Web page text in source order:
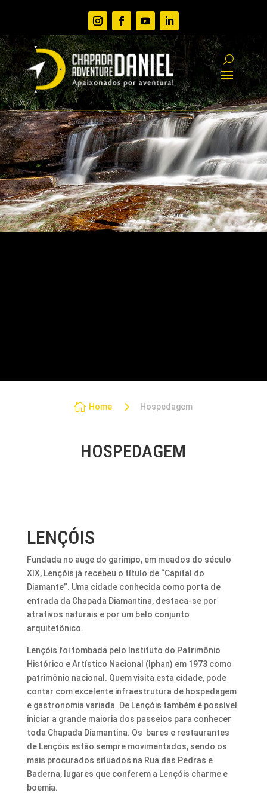
 Home 5 Hospedagem
HOSPEDAGEM
LENÇÓIS
Fundada no auge do garimpo, em meados do século
XIX, Lençóis já recebeu o título de “Capital do
Diamante”. Uma cidade conhecida como porta de
entrada da Chapada Diamantina, destaca-se por
atrativos naturais e por um belo conjunto
arquitetônico.
Lençóis foi tombada pelo Instituto do Patrimônio
Histórico e Artístico Nacional (Iphan) em 1973 como
patrimônio nacional. Quem visita esta cidade, pode
contar com excelente infraestrutura de hospedagem
e gastronomia variada. De Lençóis também é possível
iniciar a grande maioria dos passeios para conhecer
toda Chapada Diamantina. Os bares e restaurantes
de Lençóis estão sempre movimentados, sendo os
mais procurados situados na Rua das Pedras e
Baderna, lugares que conferem a Lençóis charme e
boemia.